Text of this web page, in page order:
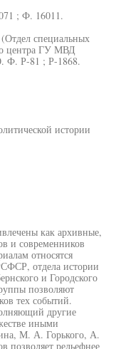
; Ф. 16011.
специальных
центра ГУ МВД
Ф. Р-81 ; Р-1868.
истории
как архивные,
и современников
относятся
отдела истории
и Городского
позволяют
тех событий.
другие
иными
М. А. Горького, А.
позволяет рельефнее